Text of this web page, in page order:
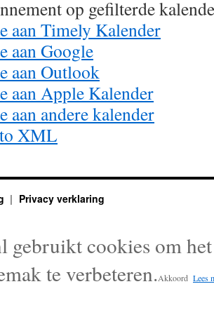
op gefilterde
aan Timely Kalender
aan Google
aan Outlook
aan Apple Kalender
aan andere kalender
XML
Privacy verklaring
gebruikt cookies om
te verbeteren.Akkoord Lees